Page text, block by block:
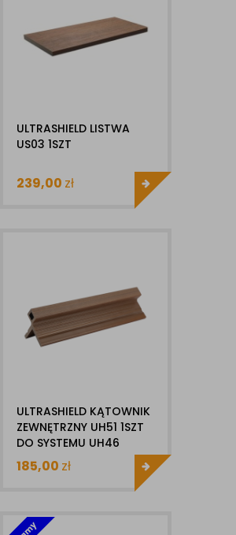
ULTRASHIELD LISTWA
US03 1SZT
239,00 zł
ULTRASHIELD KĄTOWNIK
ZEWNĘTRZNY UH51 1SZT
DO SYSTEMU UH46
185,00 zł